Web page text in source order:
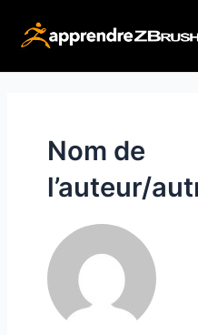
contenu
Nom de
l’auteur/